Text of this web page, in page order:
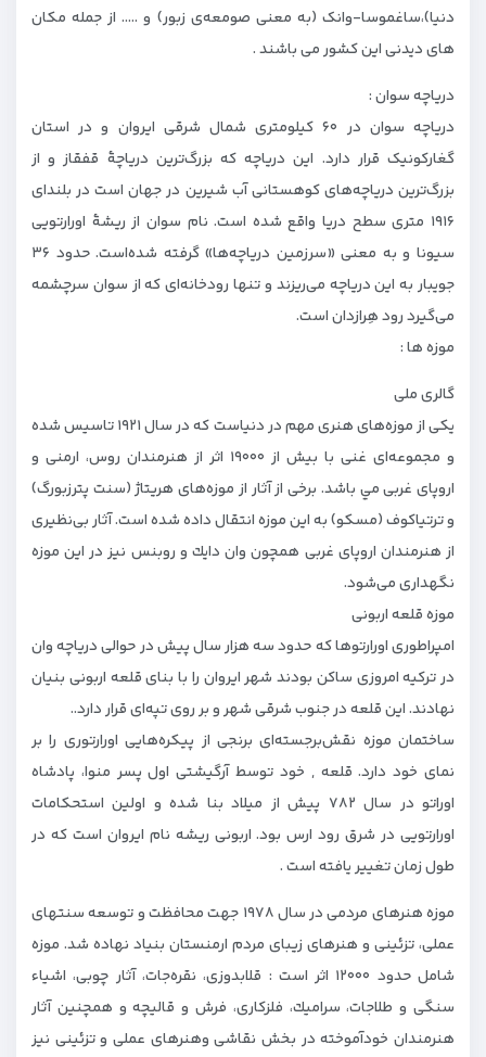
دنيا)،ساغموسا-وانک (به معنی صومعه‌ی زبور) و ….. از جمله مکان
های دیدنی این کشور می باشند .
دریاچه سوان :
دریاچه سوان در ۶۰ کیلومتری شمال شرقی ایروان و در استان
گغارکونیک قرار دارد. این دریاچه که بزرگ‌ترین دریاچهٔ قفقاز و از
بزرگ‌ترین دریاچه‌های کوهستانی آب شیرین در جهان است در بلندای
۱۹۱۶ متری سطح دریا واقع شده است. نام سوان از ریشهٔ اورارتویی
سیونا و به معنی «سرزمین دریاچه‌ها» گرفته شده‌است. حدود ۳۶
جویبار به این دریاچه می‌ریزند و تنها رودخانه‌ای که از سوان سرچشمه
می‌گیرد رود هِرازدان است.
موزه ها :
گالری ملی
یكی از موزه‌های هنری مهم در دنیاست كه در سال ۱۹۲۱ تاسیس شده
و مجموعه‌ای غنی با بیش از ۱۹۰۰۰ اثر از هنرمندان روس، ارمنی و
اروپای غربی مي باشد. برخی از آثار از موزه‌های هریتاژ (سنت پترزبورگ)
و ترتیاكوف (مسكو) به این موزه انتقال داده شده است. آثار بی‌نظیری
از هنرمندان اروپای غربی همچون وان دایك و روبنس نیز در این موزه
نگهداری می‌شود.
موزه قلعه اربونی
امپراطوری اورارتو‌ها كه حدود سه هزار سال پیش در حوالی دریاچه وان
در تركیه امروزی ساكن بودند شهر ایروان را با بنای قلعه اربونی بنیان
نهادند. این قلعه در جنوب شرقی شهر و بر روی تپه‌ای قرار دارد..
ساختمان موزه نقش‌برجسته‌ای برنجی از پیكره‌هایی اورارتوری را بر
نمای خود دارد. قلعه , خود توسط آرگیشتی اول پسر منوا، پادشاه
اوراتو در سال ۷۸۲ پیش از میلاد بنا شده و اولین استحكامات
اورارتویی در شرق رود ارس بود. اربونی ریشه نام ایروان است كه در
طول زمان تغییر یافته است .
موزه هنرهای مردمی در سال ۱۹۷۸ جهت محافظت و توسعه سنتهای
عملی، تزئینی و هنرهای زیبای مردم ارمنستان بنیاد نهاده شد. موزه
شامل حدود ۱۲۰۰۰ اثر است : قلابدوزی، نقره‌جات، آثار چوبی، اشیاء
سنگی و طلاجات، سرامیك، فلزكاری، فرش و قالیچه و همچنین آثار
هنرمندان خودآموخته در بخش نقاشی‌ وهنرهای عملی و تزئینی نیز